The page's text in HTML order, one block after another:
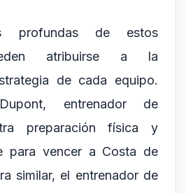
profundas de estos
atribuirse a la
de cada equipo.
entrenador de
preparación física y
para vencer a Costa de
similar, el entrenador de